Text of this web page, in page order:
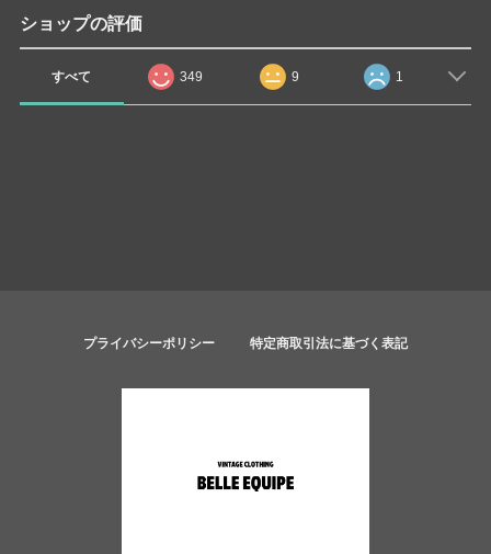
ショップの評価
すべて 349 9 1
プライバシーポリシー 特定商取引法に基づく表記